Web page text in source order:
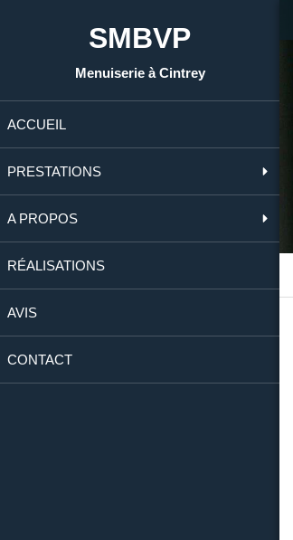
SMBVP
Menuiserie à Cintrey
ACCUEIL
PRESTATIONS
A PROPOS
RÉALISATIONS
AVIS
CONTACT